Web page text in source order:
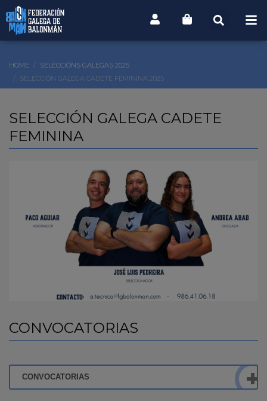
HOME
SELECCIÓNS GALEGAS 2025
SELECCIÓN GALEGA CADETE FEMININA 2025
SELECCIÓN GALEGA CADETE
FEMININA
CONVOCATORIAS
CONVOCATORIAS